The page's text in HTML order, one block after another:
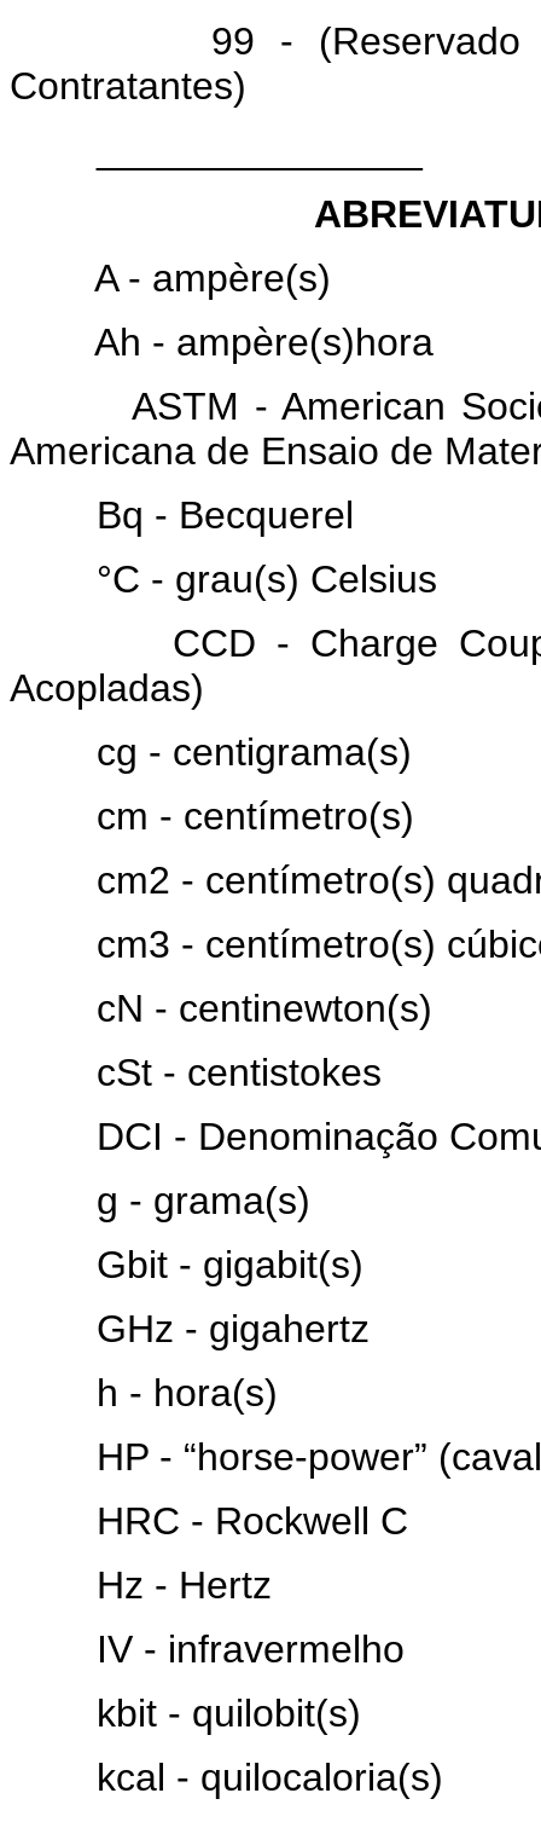
99 - (Reservado para
Contratantes)
A - ampère(s)
Ah - ampère(s)hora
ASTM - American
Americana de Ensaio de
Bq - Becquerel
°C - grau(s) Celsius
CCD - Charge
Acopladas)
cg - centigrama(s)
cm - centímetro(s)
cm2 - centímetro(s)
cm3 - centímetro(s)
cN - centinewton(s)
cSt - centistokes
DCI - Denominação
g - grama(s)
Gbit - gigabit(s)
GHz - gigahertz
h - hora(s)
HP - “horse-power”
HRC - Rockwell C
Hz - Hertz
IV - infravermelho
kbit - quilobit(s)
kcal - quilocaloria(s)